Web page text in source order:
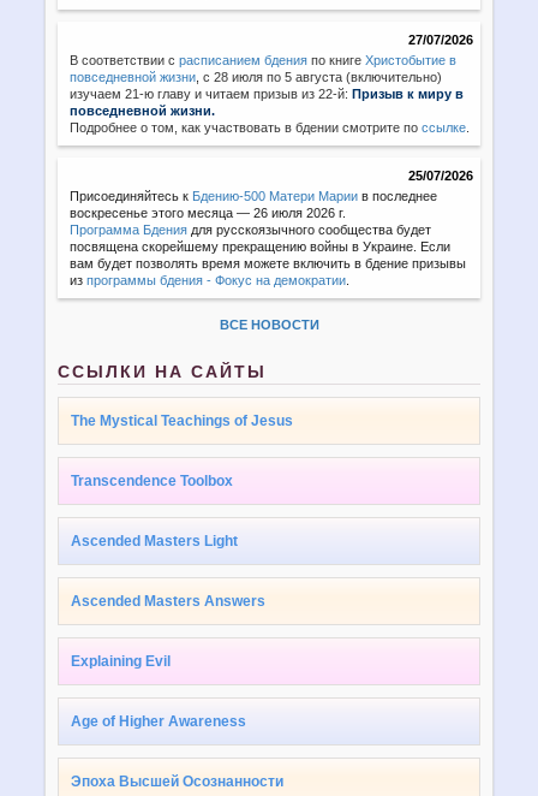
27/07/2026
В соответствии с расписанием бдения по книгеХристобытие в
повседневной жизни с 28 июля по 5 августа (включительно)
изучаем 21-ю главу и читаем призыв из 22-й:Призыв к миру в
повседневной жизни.
Подробнее о том, как участвовать в бдении смотрите поссылке
25/07/2026
Присоединяйтесь к Бдению-500 Матери Марии в последнее
воскресенье этого месяца — 26 июля 2026 г.
Программа Бдения для русскоязычного сообщества будет
посвящена скорейшему прекращению войны в Украине. Если
вам будет позволять время можете включить в бдение призывы
изпрограммы бдения - Фокус на демократии
ВСЕ НОВОСТИ
ССЫЛКИ НА САЙТЫ
The Mystical Teachings of Jesus
Transcendence Toolbox
Ascended Masters Light
Ascended Masters Answers
Explaining Evil
Age of Higher Awareness
Эпоха Высшей Осознанности